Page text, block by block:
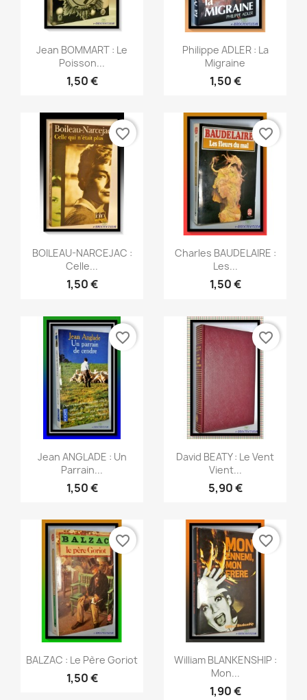
Aperçu rapide
Jean BOMMART : Le
Poisson...
1,50 €
Aperçu rapide
Philippe ADLER : La
Migraine
1,50 €
 Aperçu rapide
BOILEAU-NARCEJAC :
Celle...
1,50 €
favorite_border
Aperçu rapide
Charles BAUDELAIRE :
Les...
1,50 €
favorite_border
Aperçu rapide
Jean ANGLADE : Un
Parrain...
1,50 €
favorite_border
Aperçu rapide
David BEATY : Le Vent
Vient...
5,90 €
favorite_border
Aperçu rapide
BALZAC : Le Père Goriot
1,50 €
favorite_border
Aperçu rapide
William BLANKENSHIP :
Mon...
1,90 €
favorite_border